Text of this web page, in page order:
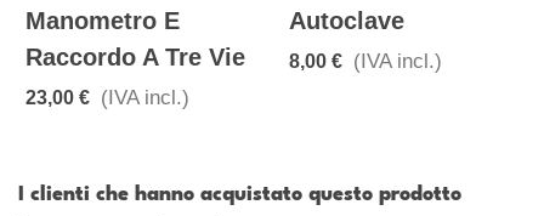
Manometro E
Raccordo A Tre Vie
23,00 € (IVA incl.)
Autoclave
8,00 € (IVA incl.)
I clienti che hanno acquistato questo prodotto